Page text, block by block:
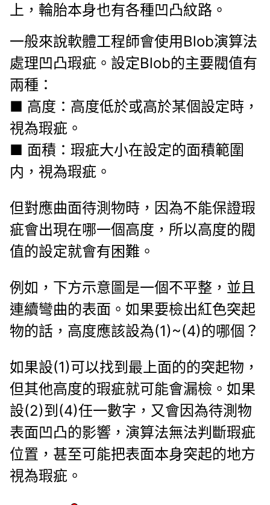
上，輪胎本身也有各種凹凸紋路。
一般來說軟體工程師會使用Blob演算法
處理凹凸瑕疵。設定Blob的主要閥值有
兩種：
■ 高度：高度低於或高於某個設定時，
視為瑕疵。
■ 面積：瑕疵大小在設定的面積範圍
内，視為瑕疵。
但對應曲面待測物時，因為不能保證瑕
疵會出現在哪一個高度，所以高度的閥
值的設定就會有困難。
例如，下方示意圖是一個不平整，並且
連續彎曲的表面。如果要檢出紅色突起
物的話，高度應該設為(1)~(4)的哪個？
如果設(1)可以找到最上面的的突起物，
但其他高度的瑕疵就可能會漏檢。如果
設(2)到(4)任一數字，又會因為待測物
表面凹凸的影響，演算法無法判斷瑕疵
位置，甚至可能把表面本身突起的地方
視為瑕疵。